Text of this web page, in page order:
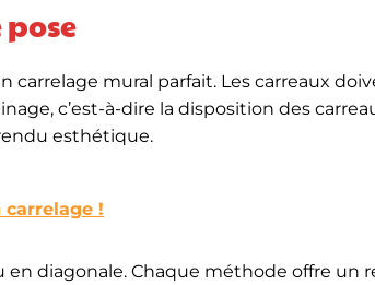
carrelage mural parfait. Les carreaux
c’est-à-dire la disposition des
esthétique.
!
en diagonale. Chaque méthode offre un